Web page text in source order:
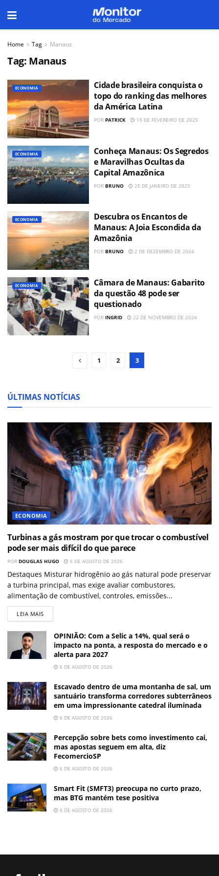
Home Tag Manaus
Tag: Manaus
ECONOMIA
Cidade brasileira conquista o
topo do ranking das melhores
da América Latina
POR PATRICK 19 DE FEVEREIRO DE 2025
ECONOMIA
Conheça Manaus: Os Segredos
e Maravilhas Ocultas da
Capital Amazônica
POR BRUNO 25 DE JANEIRO DE 2025
ECONOMIA
Descubra os Encantos de
Manaus: A Joia Escondida da
Amazônia
POR BRUNO 2 DE DEZEMBRO DE 2024
ECONOMIA
Câmara de Manaus: Gabarito
da questão 48 pode ser
questionado
POR INGRID 22 DE NOVEMBRO DE 2024
1 2 3
ÚLTIMAS NOTÍCIAS
ECONOMIA
Turbinas a gás mostram por que trocar o combustível
pode ser mais difícil do que parece
POR DOUGLAS HUGO 6 DE AGOSTO DE 2026
Destaques Misturar hidrogênio ao gás natural pode preservar
a turbina principal, mas exige avaliar combustores,
alimentação de combustível, controles, emissões...
LEIA MAIS
OPINIÃO: Com a Selic a 14%, qual será o
impacto na ponta, a resposta do mercado e o
alerta para 2027
6 DE AGOSTO DE 2026
Escavado dentro de uma montanha de sal, um
santuário transforma corredores subterrâneos
em uma impressionante catedral iluminada
6 DE AGOSTO DE 2026
Percepção sobre bets como investimento cai,
mas apostas seguem em alta, diz
FecomercioSP
6 DE AGOSTO DE 2026
Smart Fit (SMFT3) preocupa no curto prazo,
mas BTG mantém tese positiva
6 DE AGOSTO DE 2026